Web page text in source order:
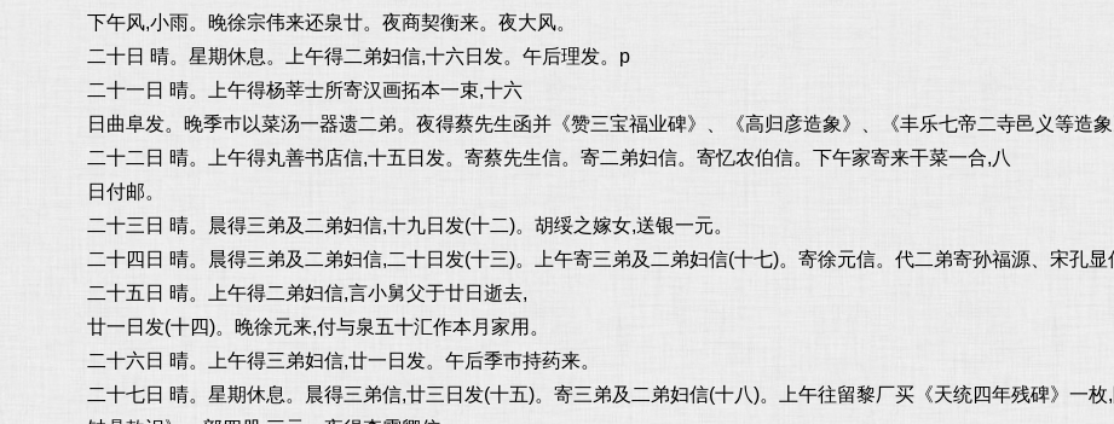
下午风,小雨。晚徐宗伟来还泉廿。夜商契衡来。夜大风。
二十日 晴。星期休息。上午得二弟妇信,十六日发。午后理发。p
二十一日 晴。上午得杨莘士所寄汉画拓本一束,十六
日曲阜发。晚季巿以菜汤一器遗二弟。夜得蔡先生函并《赞三宝福业碑》、《高归彦造象》、《丰乐七帝二寺邑义等造
二十二日 晴。上午得丸善书店信,十五日发。寄蔡先生信。寄二弟妇信。寄忆农伯信。下午家寄来干菜一合,八
日付邮。
二十三日 晴。晨得三弟及二弟妇信,十九日发(十二)。胡绥之嫁女,送银一元。
二十四日 晴。晨得三弟及二弟妇信,二十日发(十三)。上午寄三弟及二弟妇信(十七)。寄徐元信。代二弟寄孙福源、宋孔显
二十五日 晴。上午得二弟妇信,言小舅父于廿日逝去,
廿一日发(十四)。晚徐元来,付与泉五十汇作本月家用。
二十六日 晴。上午得三弟妇信,廿一日发。午后季巿持药来。
二十七日 晴。星期休息。晨得三弟信,廿三日发(十五)。寄三弟及二弟妇信(十八)。上午往留黎厂买《天统四年残碑》一